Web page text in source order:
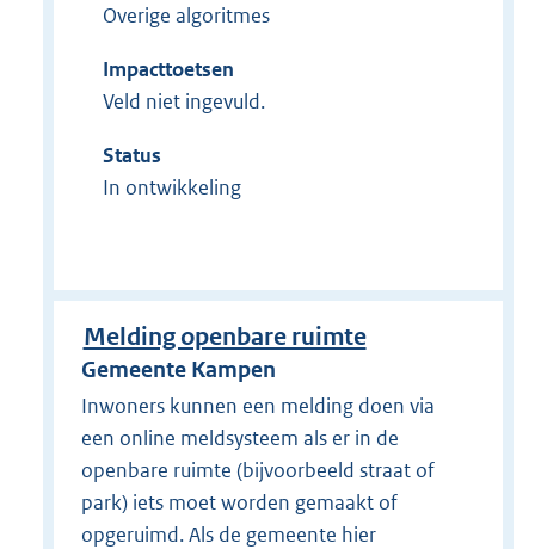
Overige algoritmes
Impacttoetsen
Veld niet ingevuld.
Status
In ontwikkeling
Melding openbare ruimte
Gemeente Kampen
Inwoners kunnen een melding doen via
een online meldsysteem als er in de
openbare ruimte (bijvoorbeeld straat of
park) iets moet worden gemaakt of
opgeruimd. Als de gemeente hier